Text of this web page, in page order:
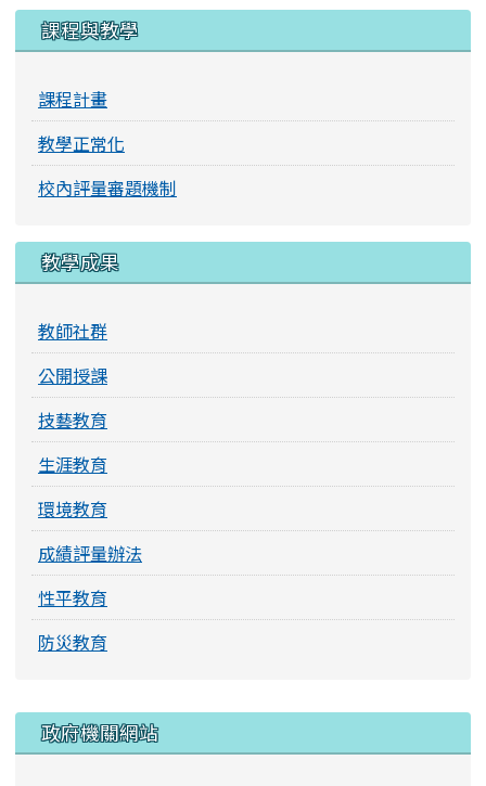
課程與教學
課程計畫
教學正常化
校內評量審題機制
教學成果
教師社群
公開授課
技藝教育
生涯教育
環境教育
成績評量辦法
性平教育
防災教育
右邊區域內容
政府機關網站